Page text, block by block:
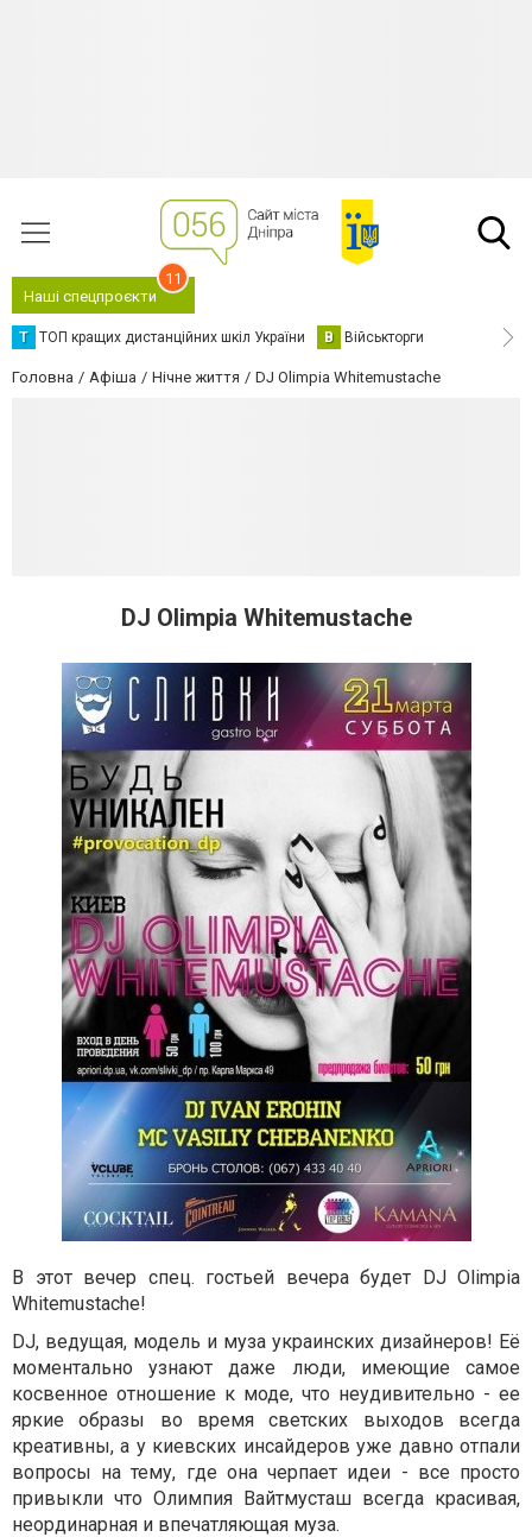
Наші спецпроєкти
11
Т ТОП кращих дистанційних шкіл України В Військторги
Головна Афіша Нічне життя DJ Olimpia Whitemustache
DJ Olimpia Whitemustache
В этот вечер спец. гостьей вечера будет DJ Olimpia
Whitemustache!
DJ, ведущая, модель и муза украинских дизайнеров! Её
моментально узнают даже люди, имеющие самое
косвенное отношение к моде, что неудивительно - ее
яркие образы во время светских выходов всегда
креативны, а у киевских инсайдеров уже давно отпали
вопросы на тему, где она черпает идеи - все просто
привыкли что Олимпия Вайтмусташ всегда красивая,
неординарная и впечатляющая муза.